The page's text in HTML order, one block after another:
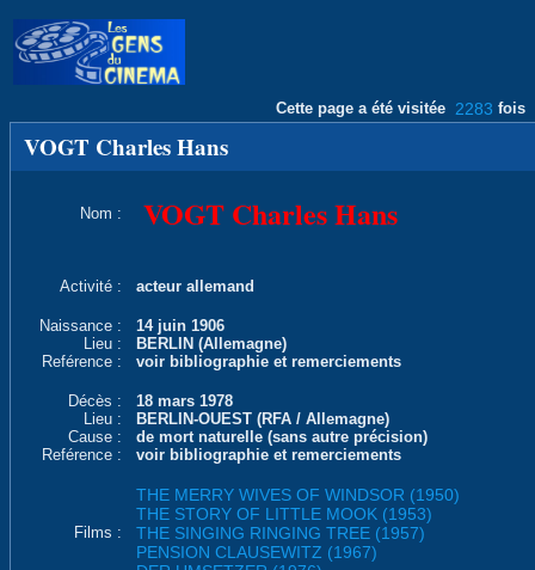
Cette page a été visitée 2283 fois
VOGT Charles Hans
Nom : VOGT Charles Hans
Activité : acteur allemand
Naissance :
14 juin 1906
Lieu :
BERLIN (Allemagne)
Reférence :
voir bibliographie et remerciements
Décès :
18 mars 1978
Lieu :
BERLIN-OUEST (RFA / Allemagne)
Cause :
de mort naturelle (sans autre précision)
Reférence :
voir bibliographie et remerciements
Films :
THE MERRY WIVES OF WINDSOR (1950)
THE STORY OF LITTLE MOOK (1953)
THE SINGING RINGING TREE (1957)
PENSION CLAUSEWITZ (1967)